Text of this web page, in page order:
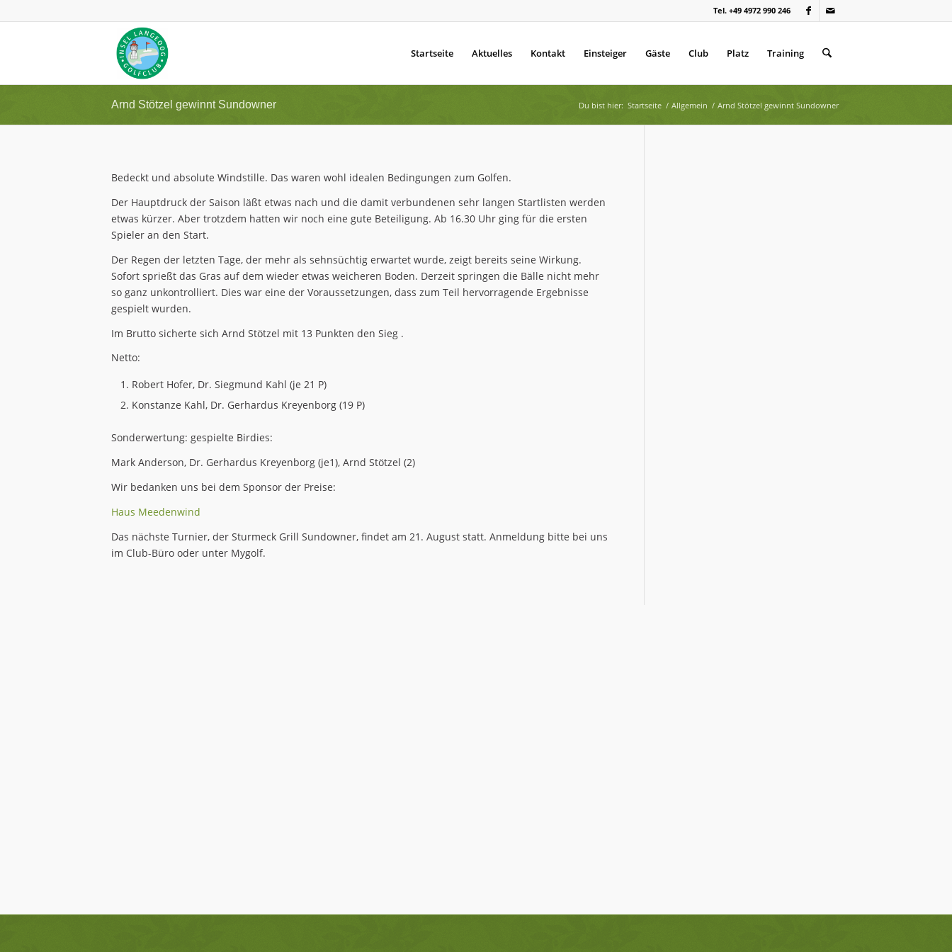
Tel. +49 4972 990 246
Startseite Aktuelles Kontakt Einsteiger Gäste Club Platz Training
Arnd Stötzel gewinnt Sundowner Du bist hier: Startseite / Allgemein / Arnd Stötzel gewinnt Sundowner
Bedeckt und absolute Windstille. Das waren wohl idealen Bedingungen zum Golfen.
Der Hauptdruck der Saison läßt etwas nach und die damit verbundenen sehr langen Startlisten werden
etwas kürzer. Aber trotzdem hatten wir noch eine gute Beteiligung. Ab 16.30 Uhr ging für die ersten
Spieler an den Start.
Der Regen der letzten Tage, der mehr als sehnsüchtig erwartet wurde, zeigt bereits seine Wirkung.
Sofort sprießt das Gras auf dem wieder etwas weicheren Boden. Derzeit springen die Bälle nicht mehr
so ganz unkontrolliert. Dies war eine der Voraussetzungen, dass zum Teil hervorragende Ergebnisse
gespielt wurden.
Im Brutto sicherte sich Arnd Stötzel mit 13 Punkten den Sieg .
Netto:
Robert Hofer, Dr. Siegmund Kahl (je 21 P)
Konstanze Kahl, Dr. Gerhardus Kreyenborg (19 P)
Sonderwertung: gespielte Birdies:
Mark Anderson, Dr. Gerhardus Kreyenborg (je1), Arnd Stötzel (2)
Wir bedanken uns bei dem Sponsor der Preise:
Haus Meedenwind
Das nächste Turnier, der Sturmeck Grill Sundowner, findet am 21. August statt. Anmeldung bitte bei uns
im Club-Büro oder unter Mygolf.